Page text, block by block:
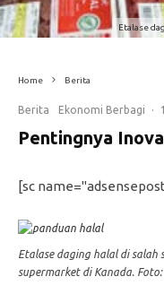
Etalase
Home Berita
Berita Ekonomi Berbagi ·
Pentingnya
[sc
Etalase daging halal di salah
supermarket di Kanada. Foto: